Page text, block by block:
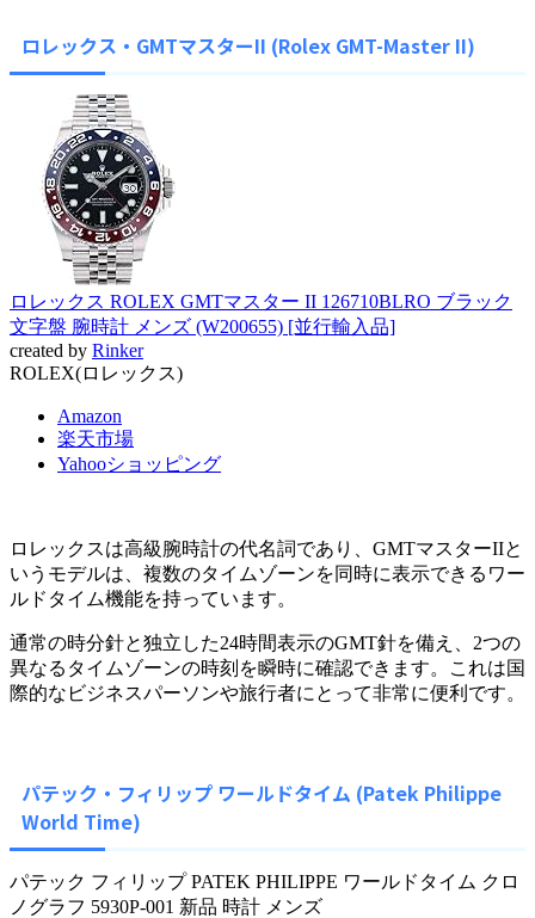
ロレックス・GMTマスターII (Rolex GMT-Master II)
ロレックス ROLEX GMTマスター II 126710BLRO ブラック
文字盤 腕時計 メンズ (W200655) [並行輸入品]
created by Rinker
ROLEX(ロレックス)
Amazon
楽天市場
Yahooショッピング
ロレックスは高級腕時計の代名詞であり、GMTマスターIIと
いうモデルは、複数のタイムゾーンを同時に表示できるワー
ルドタイム機能を持っています。
通常の時分針と独立した24時間表示のGMT針を備え、2つの
異なるタイムゾーンの時刻を瞬時に確認できます。これは国
際的なビジネスパーソンや旅行者にとって非常に便利です。
パテック・フィリップ ワールドタイム (Patek Philippe
World Time)
パテック フィリップ PATEK PHILIPPE ワールドタイム クロ
ノグラフ 5930P-001 新品 時計 メンズ